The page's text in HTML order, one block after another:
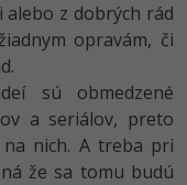
alebo z dobrých rád
opravám, či
sú obmedzené
a seriálov, preto
na nich. A treba pri
že sa tomu budú